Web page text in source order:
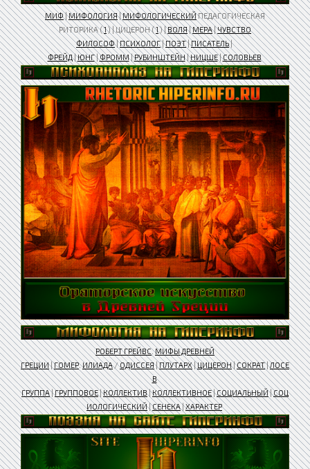
МИФ|МИФОЛОГИЯ|МИФОЛОГИЧЕСКИЙПЕДАГОГИЧЕСКАЯ
РИТОРИКА (1) | ЦИЦЕРОН (1) |ВОЛЯ|МЕРА|ЧУВСТВО
ФИЛОСОФ|ПСИХОЛОГ|ПОЭТ|ПИСАТЕЛЬ|
ФРЕЙД|ЮНГ|ФРОММ|РУБИНШТЕЙН|НИЦШЕ|СОЛОВЬЕВ
РОБЕРТ ГРЕЙВС.МИФЫ ДРЕВНЕЙ
ГРЕЦИИ|ГОМЕР.ИЛИАДА/ОДИССЕЯ|ПЛУТАРХ|ЦИЦЕРОН|СОКРАТ|ЛОСЕ
В
ГРУППА|ГРУППОВОЕ|КОЛЛЕКТИВ|КОЛЛЕКТИВНОЕ|СОЦИАЛЬНЫЙ|СОЦ
ИОЛОГИЧЕСКИЙ|СЕНЕКА|ХАРАКТЕР